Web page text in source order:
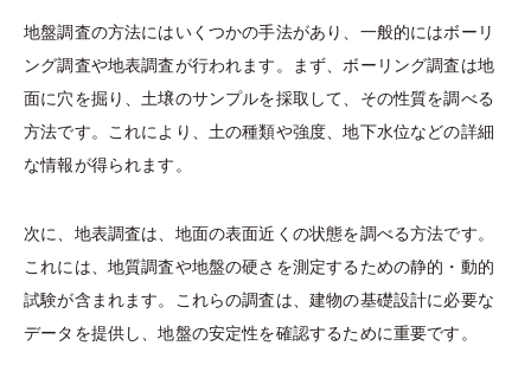
地盤調査の方法にはいくつかの手法があり、一般的にはボーリ
ング調査や地表調査が行われます。まず、ボーリング調査は地
面に穴を掘り、土壌のサンプルを採取して、その性質を調べる
方法です。これにより、土の種類や強度、地下水位などの詳細
な情報が得られます。
次に、地表調査は、地面の表面近くの状態を調べる方法です。
これには、地質調査や地盤の硬さを測定するための静的・動的
試験が含まれます。これらの調査は、建物の基礎設計に必要な
データを提供し、地盤の安定性を確認するために重要です。